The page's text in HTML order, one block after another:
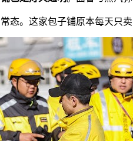
态。这家包子铺原本每天只